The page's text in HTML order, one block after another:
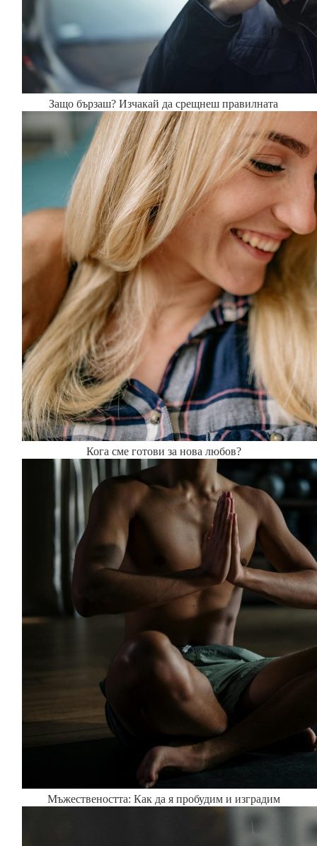
Защо бързаш? Изчакай да срещнеш правилната
Кога сме готови за нова любов?
Мъжествеността: Как да я пробудим и изградим